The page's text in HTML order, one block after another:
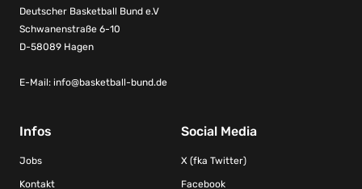
Deutscher Basketball Bund e.V
Schwanenstraße 6-10
D-58089 Hagen
E-Mail: info@basketball-bund.de
Infos
Jobs
Kontakt
Social Media
X (fka Twitter)
Facebook